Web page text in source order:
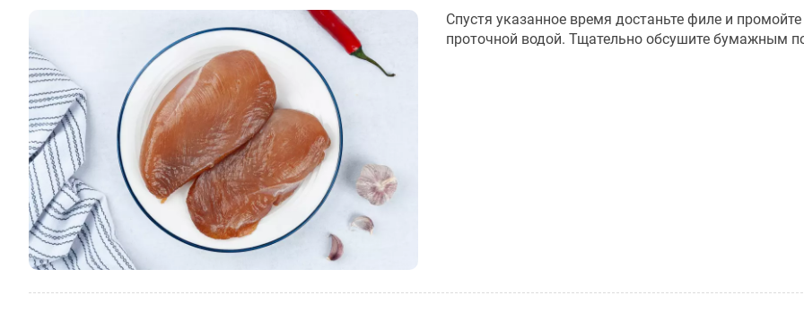
Спустя указанное время достаньте филе и промойте
проточной водой. Тщательно обсушите бумажным